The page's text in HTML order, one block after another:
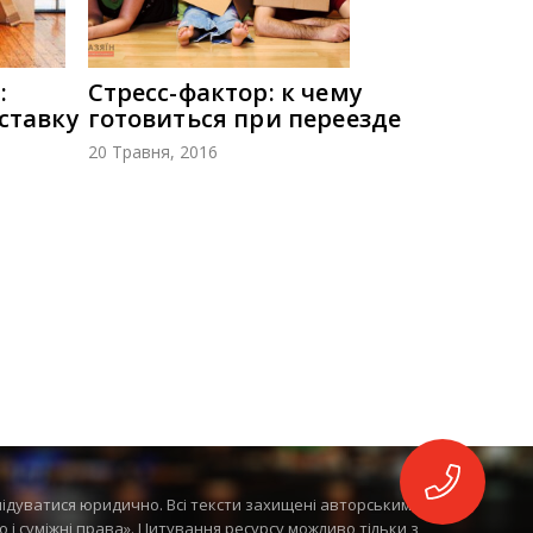
Стресс-фактор: к чему
готовиться при переезде
20 Травня, 2016
юридично. Всі тексти захищені авторським
суміжні права». Цитування ресурсу можливо тільки з